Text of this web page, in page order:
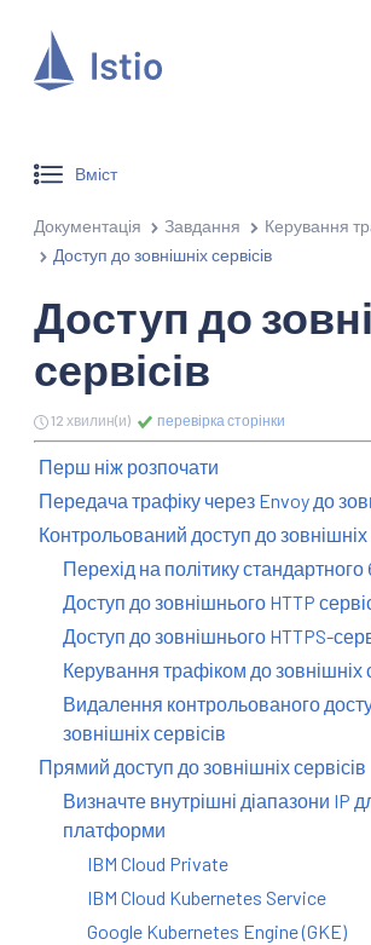
Вміст
Документація Завдання Керування
Доступ до зовнішніх сервісів
Доступ до
сервісів
12 хвилин(и) перевірка сторінки
Перш ніж розпочати
Передача трафіку через Envoy до
Контрольований доступ до зовнішніх
Перехід на політику
Доступ до зовнішнього HTTP
Доступ до зовнішнього HTTPS-
Керування трафіком до зовнішніх
Видалення контрольованого
зовнішніх сервісів
Прямий доступ до зовнішніх сервісів
Визначте внутрішні діапазони IP
платформи
IBM Cloud Private
IBM Cloud Kubernetes Service
Google Kubernetes Engine (GKE)